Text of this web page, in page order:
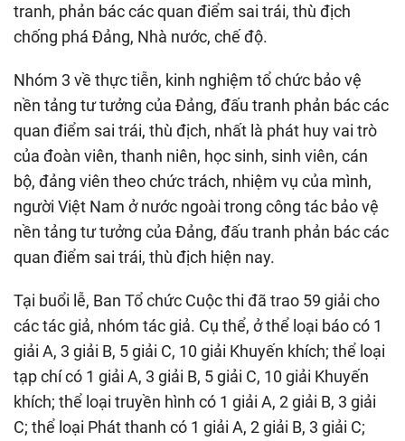
tranh, phản bác các quan điểm sai trái, thù địch
chống phá Đảng, Nhà nước, chế độ.
Nhóm 3 về thực tiễn, kinh nghiệm tổ chức bảo vệ
nền tảng tư tưởng của Đảng, đấu tranh phản bác các
quan điểm sai trái, thù địch, nhất là phát huy vai trò
của đoàn viên, thanh niên, học sinh, sinh viên, cán
bộ, đảng viên theo chức trách, nhiệm vụ của mình,
người Việt Nam ở nước ngoài trong công tác bảo vệ
nền tảng tư tưởng của Đảng, đấu tranh phản bác các
quan điểm sai trái, thù địch hiện nay.
Tại buổi lễ, Ban Tổ chức Cuộc thi đã trao 59 giải cho
các tác giả, nhóm tác giả. Cụ thể, ở thể loại báo có 1
giải A, 3 giải B, 5 giải C, 10 giải Khuyến khích; thể loại
tạp chí có 1 giải A, 3 giải B, 5 giải C, 10 giải Khuyến
khích; thể loại truyền hình có 1 giải A, 2 giải B, 3 giải
C; thể loại Phát thanh có 1 giải A, 2 giải B, 3 giải C;